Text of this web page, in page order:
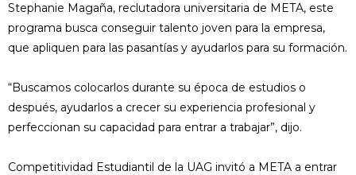
Stephanie Magaña, reclutadora universitaria de META, este
programa busca conseguir talento joven para la empresa,
que apliquen para las pasantías y ayudarlos para su formación.
“Buscamos colocarlos durante su época de estudios o
después, ayudarlos a crecer su experiencia profesional y
perfeccionan su capacidad para entrar a trabajar”, dijo.
Competitividad Estudiantil de la UAG invitó a META a entrar